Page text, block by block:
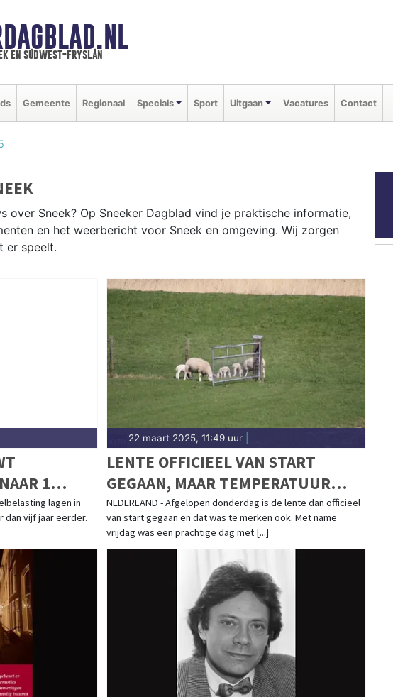
en súdwest-fryslân
Gemeente Regionaal Specials Sport Uitgaan Vacatures Contact
over Sneek? Op Sneeker Dagblad vind je praktische informatie,
en het weerbericht voor Sneek en omgeving. Wij zorgen
er speelt.
en de Waterpoort tot evenementen als de Sneekweek en het
en de Friese meren.
1
lagen in
dan vijf jaar eerder.
22 maart 2025, 11:49 uur|
LENTE OFFICIEEL VAN START
GEGAAN, MAAR TEMPERATUUR
DOET STAPJE TERUG
NEDERLAND - Afgelopen donderdag is de lente dan officieel
van start gegaan en dat was te merken ook. Met name
vrijdag was een prachtige dag met [...]